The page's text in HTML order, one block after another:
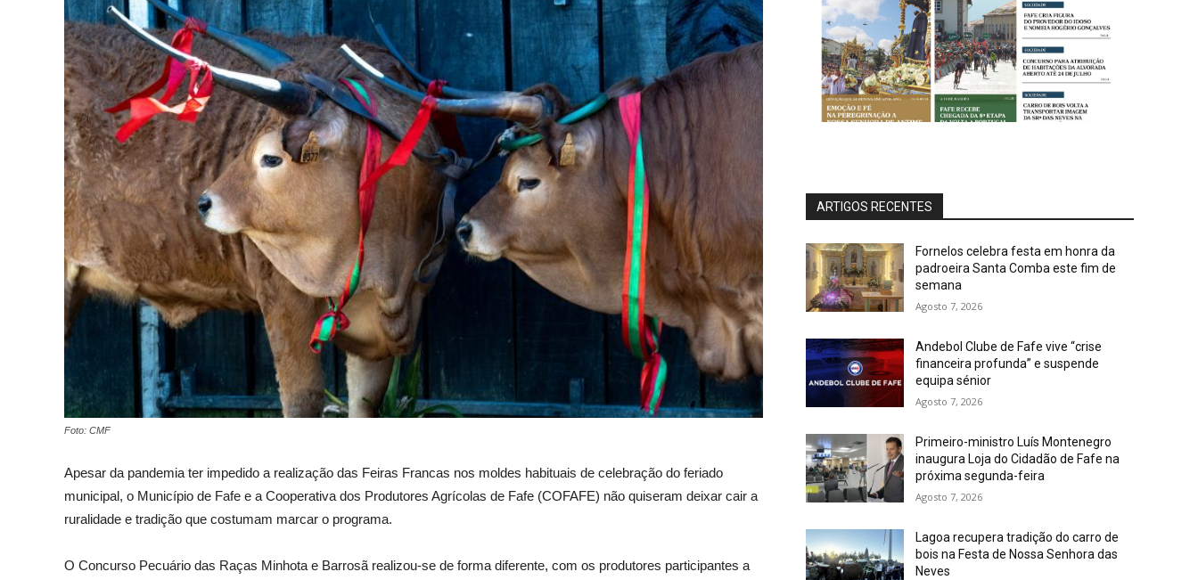
Foto: CMF
Apesar da pandemia ter impedido a realização das Feiras Francas nos moldes habituais de celebração do feriado
municipal, o Município de Fafe e a Cooperativa dos Produtores Agrícolas de Fafe (COFAFE) não quiseram deixar cair a
ruralidade e tradição que costumam marcar o programa.
O Concurso Pecuário das Raças Minhota e Barrosã realizou-se de forma diferente, com os produtores participantes a
ARTIGOS RECENTES
Fornelos celebra festa em honra da
padroeira Santa Comba este fim de
semana
Agosto 7, 2026
Andebol Clube de Fafe vive “crise
financeira profunda” e suspende
equipa sénior
Agosto 7, 2026
Primeiro-ministro Luís Montenegro
inaugura Loja do Cidadão de Fafe na
próxima segunda-feira
Agosto 7, 2026
Lagoa recupera tradição do carro de
bois na Festa de Nossa Senhora das
Neves